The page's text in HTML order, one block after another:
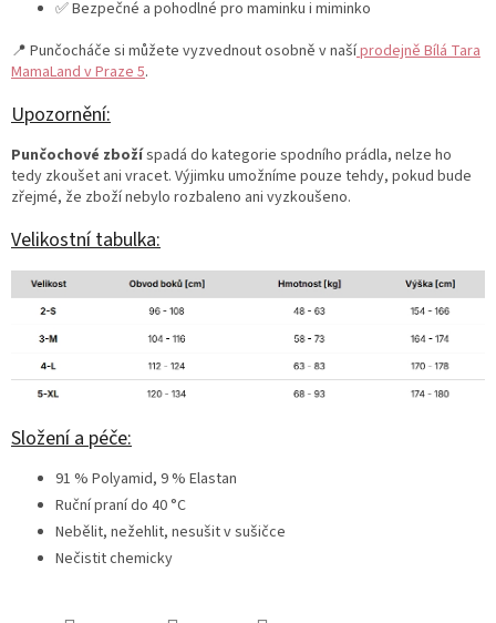
✅ Bezpečné a pohodlné pro maminku i miminko
📍 Punčocháče si můžete vyzvednout osobně v našíprodejně Bílá Tara
MamaLand v Praze 5.
Upozornění:
Punčochové zbožíspadá do kategorie spodního prádla, nelze ho
tedy zkoušet ani vracet. Výjimku umožníme pouze tehdy, pokud bude
zřejmé, že zboží nebylo rozbaleno ani vyzkoušeno.
Velikostní tabulka:
Složení a péče:
91 % Polyamid, 9 % Elastan
Ruční praní do 40 °C
Nebělit, nežehlit, nesušit v sušičce
Nečistit chemicky